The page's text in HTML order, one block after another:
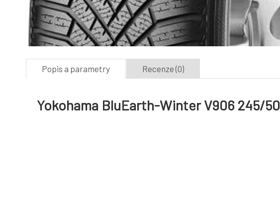
Popis a parametry Recenze (0)
Yokohama BluEarth-Winter V906 245/50